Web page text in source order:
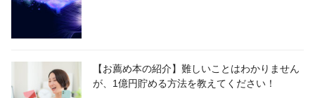
【お薦め本の紹介】難しいことはわかりません
が、1億円貯める方法を教えてください！